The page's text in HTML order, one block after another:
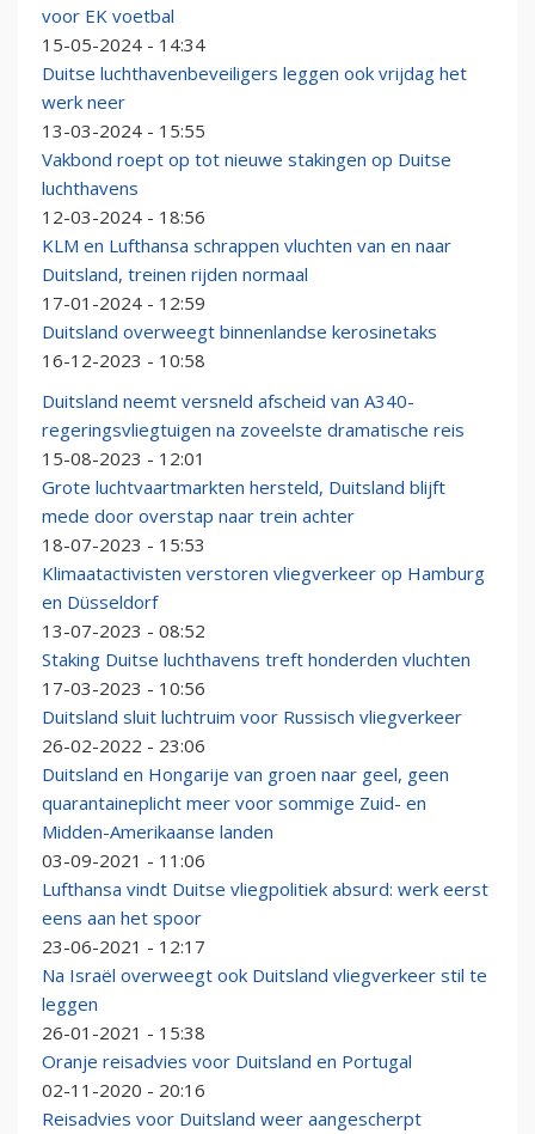
voor EK voetbal
15-05-2024 - 14:34
Duitse luchthavenbeveiligers leggen ook vrijdag het
werk neer
13-03-2024 - 15:55
Vakbond roept op tot nieuwe stakingen op Duitse
luchthavens
12-03-2024 - 18:56
KLM en Lufthansa schrappen vluchten van en naar
Duitsland, treinen rijden normaal
17-01-2024 - 12:59
Duitsland overweegt binnenlandse kerosinetaks
16-12-2023 - 10:58
Duitsland neemt versneld afscheid van A340-
regeringsvliegtuigen na zoveelste dramatische reis
15-08-2023 - 12:01
Grote luchtvaartmarkten hersteld, Duitsland blijft
mede door overstap naar trein achter
18-07-2023 - 15:53
Klimaatactivisten verstoren vliegverkeer op Hamburg
en Düsseldorf
13-07-2023 - 08:52
Staking Duitse luchthavens treft honderden vluchten
17-03-2023 - 10:56
Duitsland sluit luchtruim voor Russisch vliegverkeer
26-02-2022 - 23:06
Duitsland en Hongarije van groen naar geel, geen
quarantaineplicht meer voor sommige Zuid- en
Midden-Amerikaanse landen
03-09-2021 - 11:06
Lufthansa vindt Duitse vliegpolitiek absurd: werk eerst
eens aan het spoor
23-06-2021 - 12:17
Na Israël overweegt ook Duitsland vliegverkeer stil te
leggen
26-01-2021 - 15:38
Oranje reisadvies voor Duitsland en Portugal
02-11-2020 - 20:16
Reisadvies voor Duitsland weer aangescherpt